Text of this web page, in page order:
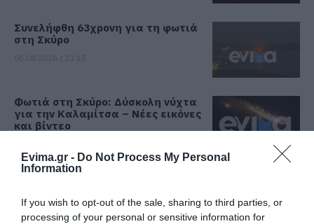
Evima.gr - Do Not Process My Personal
Information
If you wish to opt-out of the sale, sharing to third parties, or
processing of your personal or sensitive information for
Συνελήφθη 63χρονη για τη φωτιά
στη Σκύρο
Φωτιά στη Σκύρο: Δύσκολη νύχτα
για την Καλαμίτσα – Νέες εικόνες
και βίντεο
Εύβοια: Με κατάνυξη και πλήθος
Ωρεούς – Παρών ο Θανάσης
Ζεμπίλης
ΠΕΡΙΣΣΟΤΕΡΑ ΑΠΟ ΕΙΔΗΣΕΙΣ ΕΥΒΟΙΑ